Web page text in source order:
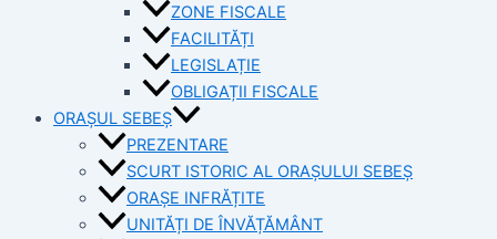
ZONE FISCALE
FACILITĂȚI
LEGISLAȚIE
OBLIGAȚII FISCALE
ORAȘUL SEBEȘ
PREZENTARE
SCURT ISTORIC AL ORAȘULUI SEBEȘ
ORAȘE INFRĂȚITE
UNITĂȚI DE ÎNVĂȚĂMÂNT